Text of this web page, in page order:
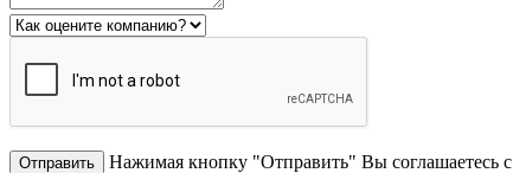
Нажимая кнопку "Отправить" Вы соглашаетесь с